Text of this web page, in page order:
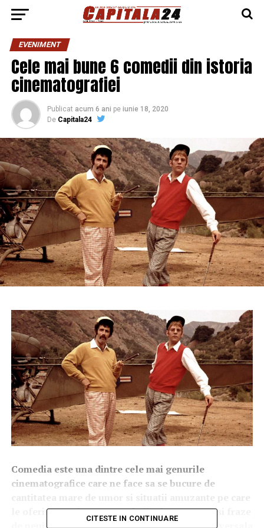
EVENIMENT
Cele mai bune 6 comedii din istoria
cinematografiei
Publicat acum 6 ani pe iunie 18, 2020
De Capitala24
Comedia este una dintre cele mai genurile
cinematografice care ne face sa se bucure de
le oferim. Un cinematograf plin de momente si fraze
CITESTE IN CONTINUARE